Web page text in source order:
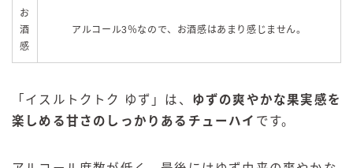
お
酒
感
アルコール3％なので、お酒感はあまり感じません。
「 イスルトクトク ゆず」は、 ゆずの爽やかな果実感を
楽しめる甘さのしっかりあるチューハイ です。